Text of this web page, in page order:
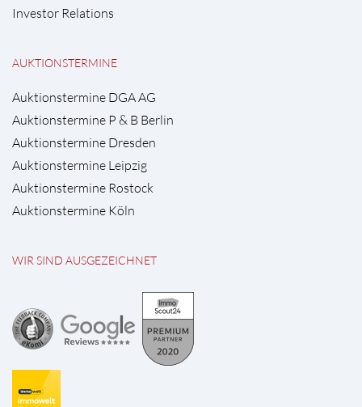
Investor Relations
AUKTIONSTERMINE
Auktionstermine DGA AG
Auktionstermine P & B Berlin
Auktionstermine Dresden
Auktionstermine Leipzig
Auktionstermine Rostock
Auktionstermine Köln
WIR SIND AUSGEZEICHNET